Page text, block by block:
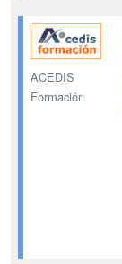
ACEDIS
Formación